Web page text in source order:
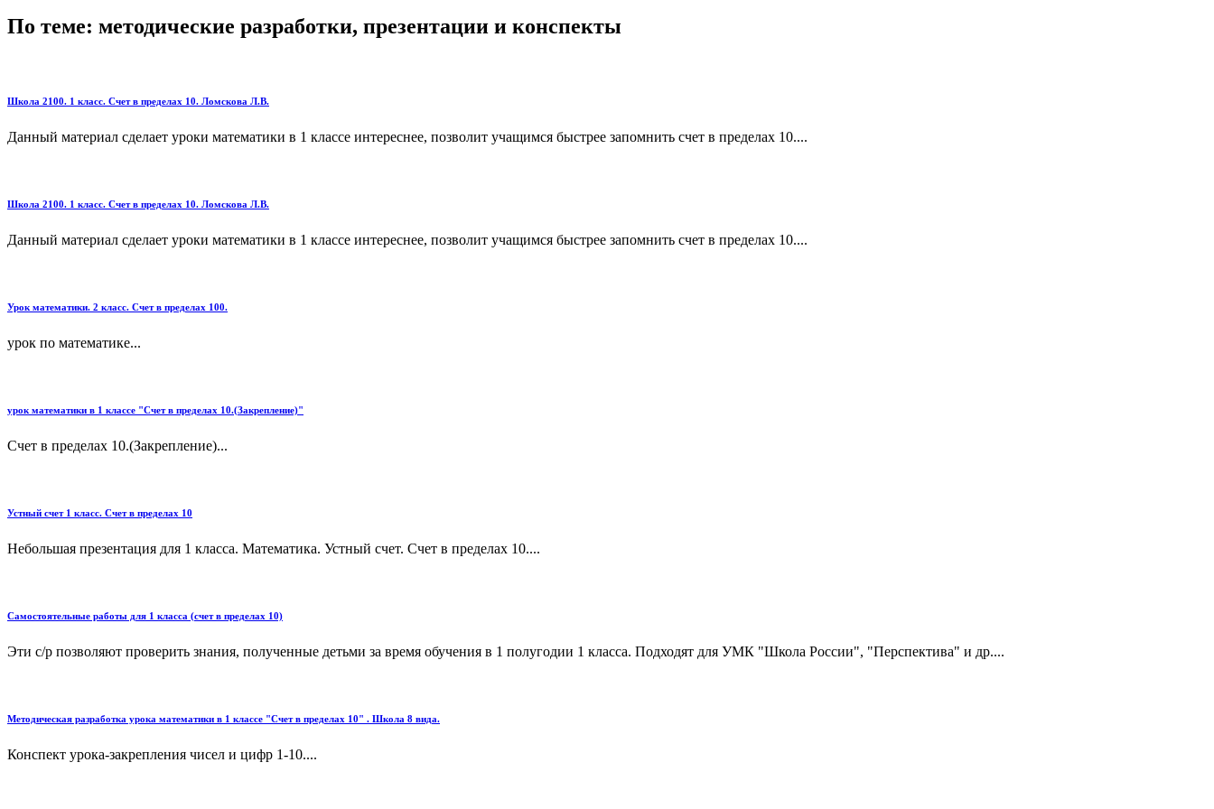
По теме: методические разработки, презентации и конспекты
Школа 2100. 1 класс. Счет в пределах 10. Ломскова Л.В.
Данный материал сделает уроки математики в 1 классе интереснее, позволит учащимся быстрее запомнить счет в пределах 10....
Школа 2100. 1 класс. Счет в пределах 10. Ломскова Л.В.
Данный материал сделает уроки математики в 1 классе интереснее, позволит учащимся быстрее запомнить счет в пределах 10....
Урок математики. 2 класс. Счет в пределах 100.
урок по математике...
урок математики в 1 классе "Счет в пределах 10.(Закрепление)"
Счет в пределах 10.(Закрепление)...
Устный счет 1 класс. Счет в пределах 10
Небольшая презентация для 1 класса. Математика. Устный счет. Счет в пределах 10....
Самостоятельные работы для 1 класса (счет в пределах 10)
Эти с/р позволяют проверить знания, полученные детьми за время обучения в 1 полугодии 1 класса. Подходят для УМК "Школа России", "Перспектива" и др....
Методическая разработка урока математики в 1 классе "Счет в пределах 10" . Школа 8 вида.
Конспект урока-закрепления чисел и цифр 1-10....